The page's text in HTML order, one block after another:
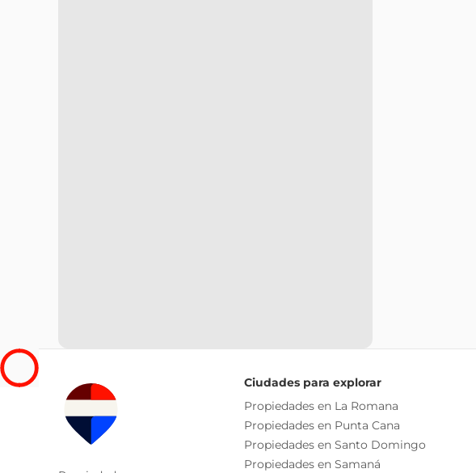
Ciudades para explorar
Propiedades en La Romana
Propiedades en Punta Cana
Propiedades en Santo Domingo
Propiedades en Samaná